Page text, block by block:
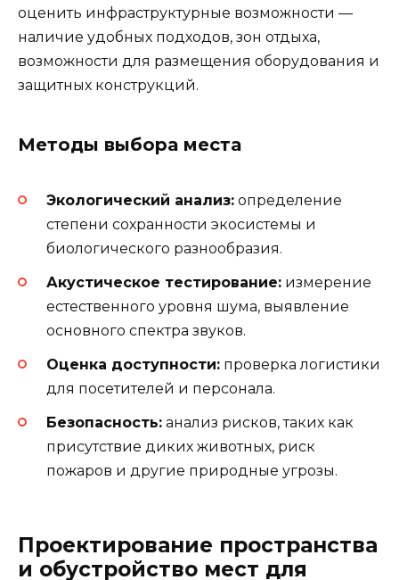
оценить инфраструктурные возможности —
наличие удобных подходов, зон отдыха,
возможности для размещения оборудования и
защитных конструкций.
Методы выбора места
Экологический анализ: определение
степени сохранности экосистемы и
биологического разнообразия.
Акустическое тестирование: измерение
естественного уровня шума, выявление
основного спектра звуков.
Оценка доступности: проверка логистики
для посетителей и персонала.
Безопасность: анализ рисков, таких как
присутствие диких животных, риск
пожаров и другие природные угрозы.
Проектирование пространства
и обустройство мест для